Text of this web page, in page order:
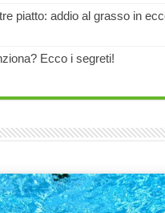
piatto: addio al grasso in
Ecco i segreti!